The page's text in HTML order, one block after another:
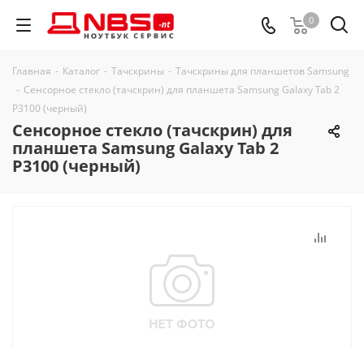
0
Главная - Каталог - Тачскрины - Тачскрины для планшетов Samsung
- Сенсорное стекло (тачскрин) для планшета Samsung Galaxy Tab 2
P3100 (черный)
Сенсорное стекло (тачскрин) для
планшета Samsung Galaxy Tab 2
P3100 (черный)